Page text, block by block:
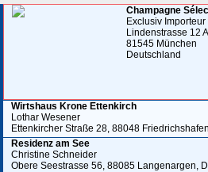
Champagne
Exclusiv Importeur
Lindenstrasse 12 A
81545 München
Deutschland
Wirtshaus Krone Ettenkirch
Lothar Wesener
Ettenkircher Straße 28, 88048
Residenz am See
Christine Schneider
Obere Seestrasse 56, 88085 Langenargen,